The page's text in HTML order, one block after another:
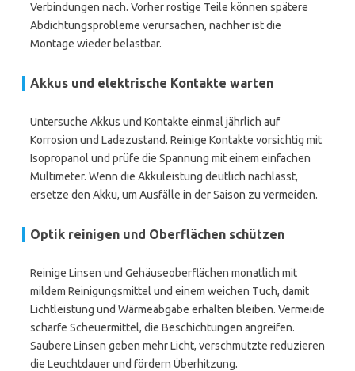
Verbindungen nach. Vorher rostige Teile können spätere
Abdichtungsprobleme verursachen, nachher ist die
Montage wieder belastbar.
Akkus und elektrische Kontakte warten
Untersuche Akkus und Kontakte einmal jährlich auf
Korrosion und Ladezustand. Reinige Kontakte vorsichtig mit
Isopropanol und prüfe die Spannung mit einem einfachen
Multimeter. Wenn die Akkuleistung deutlich nachlässt,
ersetze den Akku, um Ausfälle in der Saison zu vermeiden.
Optik reinigen und Oberflächen schützen
Reinige Linsen und Gehäuseoberflächen monatlich mit
mildem Reinigungsmittel und einem weichen Tuch, damit
Lichtleistung und Wärmeabgabe erhalten bleiben. Vermeide
scharfe Scheuermittel, die Beschichtungen angreifen.
Saubere Linsen geben mehr Licht, verschmutzte reduzieren
die Leuchtdauer und fördern Überhitzung.